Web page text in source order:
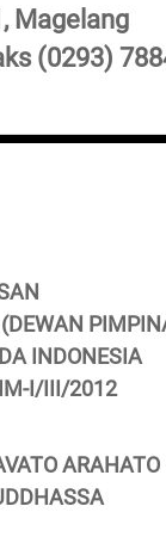
Magelang
(0293)
INDONESIA
I/III/2012
ARAHATO